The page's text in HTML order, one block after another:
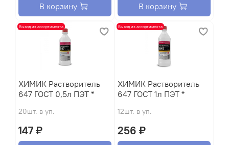
В корзину В корзину
Вывод из ассортимента
XИМИК Растворитель
647 ГОСТ 0,5л ПЭТ *
20шт. в уп.
147 ₽
Вывод из ассортимента
XИМИК Растворитель
647 ГОСТ 1л ПЭТ *
12шт. в уп.
256 ₽